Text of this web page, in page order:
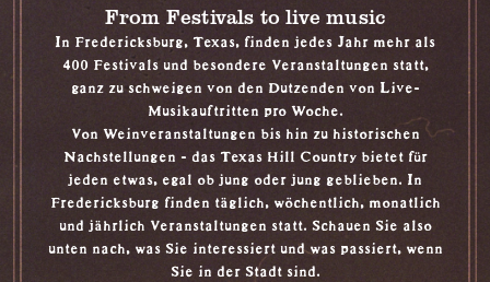
From Festivals to live music
In Fredericksburg, Texas, finden jedes Jahr mehr als
400 Festivals und besondere Veranstaltungen statt,
ganz zu schweigen von den Dutzenden von Live-
Musikauftritten pro Woche.
Von Weinveranstaltungen bis hin zu historischen
Nachstellungen - das Texas Hill Countrybietet für
jeden etwas, egal ob jung oder jung geblieben. In
Fredericksburg finden täglich, wöchentlich, monatlich
und jährlich Veranstaltungen statt. Schauen Sie also
unten nach, was Sie interessiert und was passiert, wenn
Sie in der Stadt sind.